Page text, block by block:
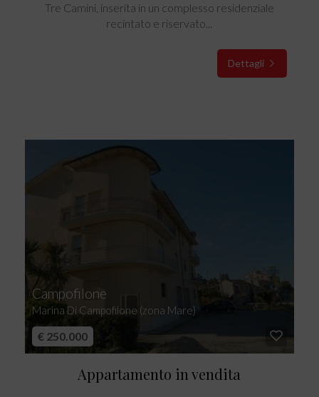
Tre Camini, inserita in un complesso residenziale
recintato e riservato...
Dettagli
Campofilone
Marina Di Campofilone (zona Mare)
€ 250.000
Appartamento in vendita